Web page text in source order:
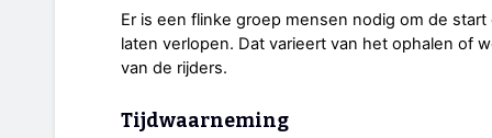
Er is een flinke groep mensen nodig om de
laten verlopen. Dat varieert van het ophalen of
van de rijders.
Tijdwaarneming